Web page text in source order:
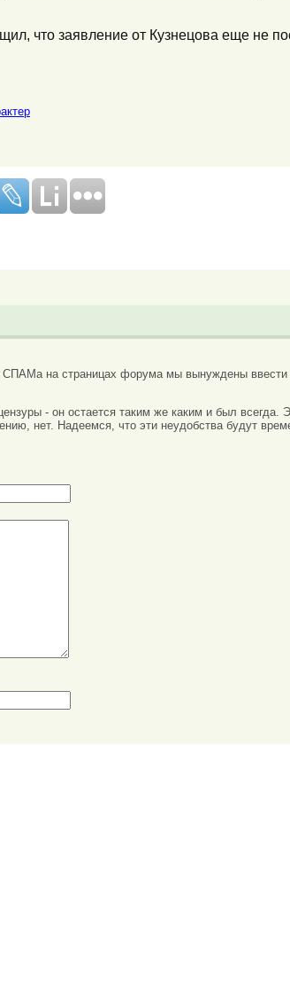
что заявление от Кузнецова еще не
СПАМа на страницах форума мы вынуждены
- он остается таким же каким и был
нет. Надеемся, что эти неудобства будут